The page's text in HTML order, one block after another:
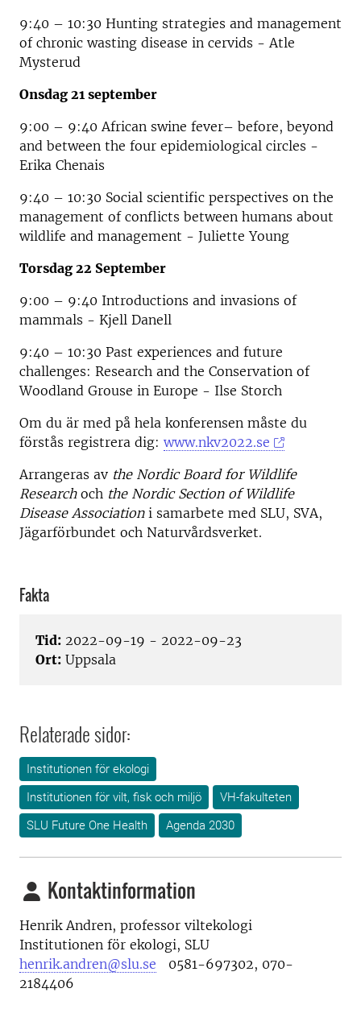
9:40 – 10:30 Hunting strategies and management
of chronic wasting disease in cervids - Atle
Mysterud
Onsdag 21 september
9:00 – 9:40 African swine fever– before, beyond
and between the four epidemiological circles -
Erika Chenais
9:40 – 10:30 Social scientific perspectives on the
management of conflicts between humans about
wildlife and management - Juliette Young
Torsdag 22 September
9:00 – 9:40 Introductions and invasions of
mammals - Kjell Danell
9:40 – 10:30 Past experiences and future
challenges: Research and the Conservation of
Woodland Grouse in Europe - Ilse Storch
Om du är med på hela konferensen måste du
förstås registrera dig: www.nkv2022.se
Arrangeras av the Nordic Board for Wildlife
Researchoch the Nordic Section of Wildlife
Disease Associationi samarbete med SLU, SVA,
Jägarförbundet och Naturvårdsverket.
Fakta
Tid: 2022-09-19 - 2022-09-23
Ort: Uppsala
Relaterade sidor:
Institutionen för ekologi
Institutionen för vilt, fisk och miljö
VH-fakulteten
SLU Future One Health
Agenda 2030
Kontaktinformation
Henrik Andren, professor viltekologi
Institutionen för ekologi, SLU
henrik.andren@slu.se 0581-697302, 070-
2184406